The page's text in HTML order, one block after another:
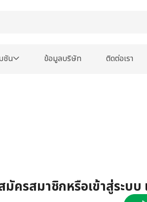
ชัน ข้อมูลบริษัท ติดต่อเรา
ครสมาชิกหรือเข้าสู่ระบบ